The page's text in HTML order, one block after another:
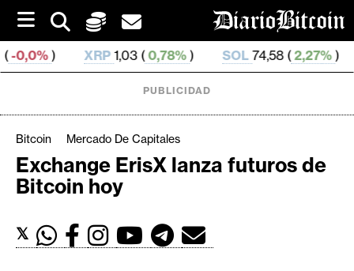
i
p
t
o
XRP1,03 ( 0,78%) SOL74,58 ( 2,27%) TRX0,327
C
r
p
PUBLICIDAD
Bitcoin Mercado De Capitales
Exchange ErisX lanza futuros de
Bitcoin hoy
𝕏